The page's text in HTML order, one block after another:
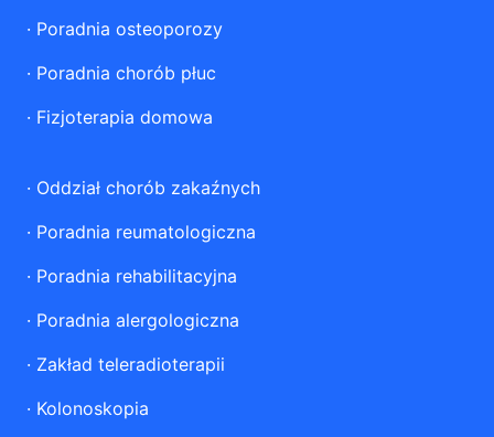
· Poradnia osteoporozy
· Poradnia chorób płuc
· Fizjoterapia domowa
· Oddział chorób zakaźnych
· Poradnia reumatologiczna
· Poradnia rehabilitacyjna
· Poradnia alergologiczna
· Zakład teleradioterapii
· Kolonoskopia